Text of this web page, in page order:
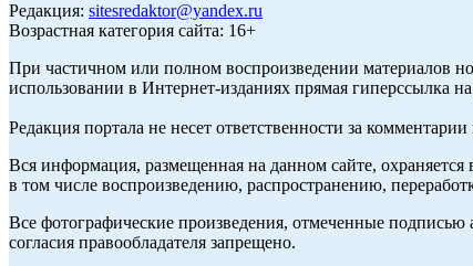
Редакция: sitesredaktor@yandex.ru
Возрастная категория сайта: 16+
При частичном или полном воспроизведении материалов
использовании в Интернет-изданиях прямая гиперссылка
Редакция портала не несет ответственности за
Вся информация, размещенная на данном сайте,
в том числе воспроизведению, распространению,
Все фотографические произведения, отмеченные подписью
согласия правообладателя запрещено.